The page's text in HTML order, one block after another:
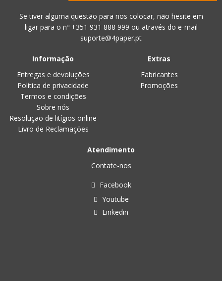
Se tiver alguma questão para nos colocar, não hesite em
ligar para o nº +351 931 888 999 ou através do e-mail
suporte@4paper.pt
Informação
Entregas e devoluções
Política de privacidade
Termos e condições
Sobre nós
Resolução de litígios online
Livro de Reclamações
Extras
Fabricantes
Promoções
Atendimento
Contate-nos
Facebook
Youtube
Linkedin